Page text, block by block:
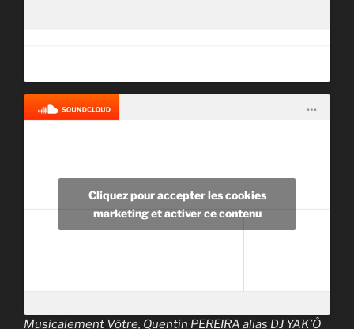
Cliquez pour accepter les cookies
marketing et activer ce contenu
Musicalement Vôtre, Quentin PEREIRA alias DJ YAK’Ô